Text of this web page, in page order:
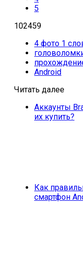
5
102459
4 фото 1
Android
Читать далее
Аккаунты
их купить?
Как
смартфон